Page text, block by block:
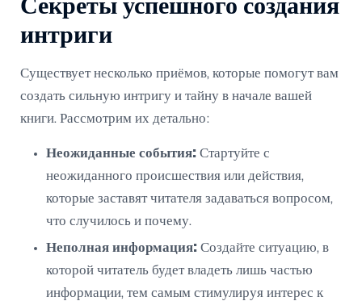
Секреты успешного создания
интриги
Существует несколько приёмов, которые помогут вам
создать сильную интригу и тайну в начале вашей
книги. Рассмотрим их детально:
Неожиданные события: Стартуйте с
неожиданного происшествия или действия,
которые заставят читателя задаваться вопросом,
что случилось и почему.
Неполная информация: Создайте ситуацию, в
которой читатель будет владеть лишь частью
информации, тем самым стимулируя интерес к